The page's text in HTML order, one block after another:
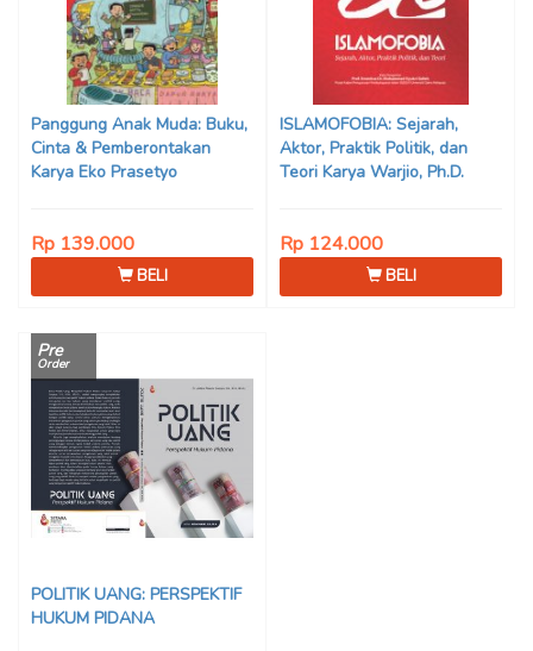
Panggung Anak Muda: Buku,
Cinta & Pemberontakan
Karya Eko Prasetyo
Rp 139.000
BELI
ISLAMOFOBIA: Sejarah,
Aktor, Praktik Politik, dan
Teori Karya Warjio, Ph.D.
Rp 124.000
BELI
Pre
Order
POLITIK UANG: PERSPEKTIF
HUKUM PIDANA